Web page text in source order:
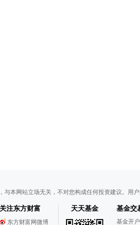
本网站立场无关，不对您构成任何投资建议。用
关注东方财富
东方财富网微博
天天基金 基金交
基金开户